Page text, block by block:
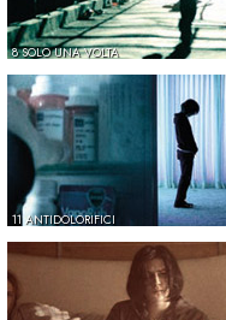
8 SOLO UNA VOLTA
11 ANTIDOLORIFICI